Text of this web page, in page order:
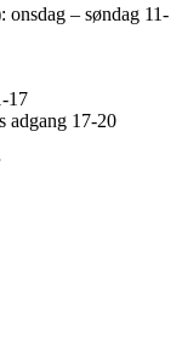
onsdag – søndag 11-
17
adgang 17-20